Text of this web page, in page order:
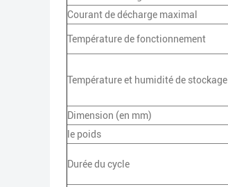
Courant de décharge maximal
Température de fonctionnement
Température et humidité de stockage
Dimension (en mm)
le poids
Durée du cycle